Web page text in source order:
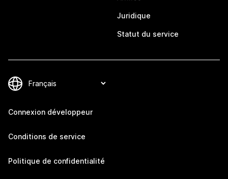
Juridique
Statut du service
Connexion développeur
Conditions de service
Politique de confidentialité